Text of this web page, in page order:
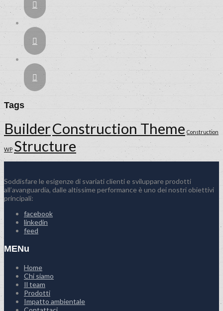
Tags
BuilderConstruction Theme Construction
WP Structure
Soddisfare le esigenze di svariati clienti e sviluppare prodotti
all’avanguardia, dalle altissime performance è uno dei nostri obiettivi
principali:
facebook
linkedin
feed
MENu
Home
Chi siamo
Il team
Prodotti
Impatto ambientale